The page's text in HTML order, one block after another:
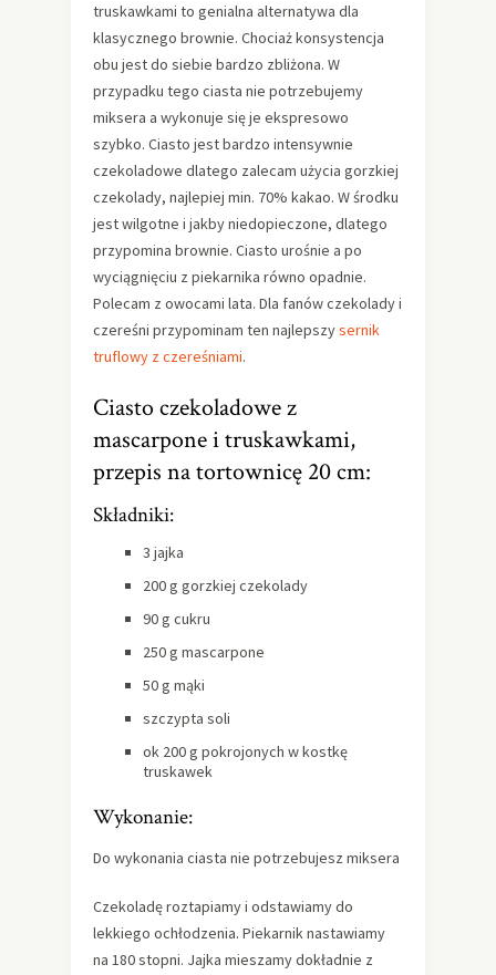
truskawkami to genialna alternatywa dla
klasycznego brownie. Chociaż konsystencja
obu jest do siebie bardzo zbliżona. W
przypadku tego ciasta nie potrzebujemy
miksera a wykonuje się je ekspresowo
szybko. Ciasto jest bardzo intensywnie
czekoladowe dlatego zalecam użycia gorzkiej
czekolady, najlepiej min. 70% kakao. W środku
jest wilgotne i jakby niedopieczone, dlatego
przypomina brownie. Ciasto urośnie a po
wyciągnięciu z piekarnika równo opadnie.
Polecam z owocami lata. Dla fanów czekolady i
czereśni przypominam ten najlepszysernik
truflowy z czereśniami.
Ciasto czekoladowe z
mascarpone i truskawkami,
przepis na tortownicę 20 cm:
Składniki:
3 jajka
200 g gorzkiej czekolady
90 g cukru
250 g mascarpone
50 g mąki
szczypta soli
ok 200 g pokrojonych w kostkę
truskawek
Wykonanie:
Do wykonania ciasta nie potrzebujesz miksera
Czekoladę roztapiamy i odstawiamy do
lekkiego ochłodzenia. Piekarnik nastawiamy
na 180 stopni. Jajka mieszamy dokładnie z